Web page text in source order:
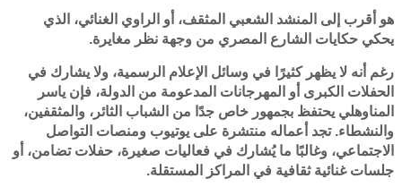
هو أقرب إلى المنشد الشعبي المثقف، أو الراوي الغنائي، الذي
يحكي حكايات الشارع المصري من وجهة نظر مغايرة.
رغم أنه لا يظهر كثيرًا في وسائل الإعلام الرسمية، ولا يشارك في
الحفلات الكبرى أو المهرجانات المدعومة من الدولة، فإن ياسر
المناوهلي يحتفظ بجمهور خاص جدًا من الشباب الثائر، والمثقفين،
والنشطاء. تجد أعماله منتشرة على يوتيوب ومنصات التواصل
الاجتماعي، وغالبًا ما يُشارك في فعاليات صغيرة، حفلات تضامن، أو
جلسات غنائية ثقافية في المراكز المستقلة.